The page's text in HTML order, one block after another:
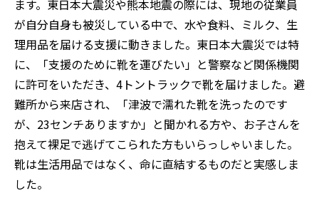
ます。東日本大震災や熊本地震の際には、現地の従業員
が自分自身も被災している中で、水や食料、ミルク、生
理用品を届ける支援に動きました。東日本大震災では特
に、「支援のために靴を運びたい」と警察など関係機関
に許可をいただき、4トントラックで靴を届けました。避
難所から来店され、「津波で濡れた靴を洗ったのです
が、23センチありますか」と聞かれる方や、お子さんを
抱えて裸足で逃げてこられた方もいらっしゃいました。
靴は生活用品ではなく、命に直結するものだと実感しま
した。